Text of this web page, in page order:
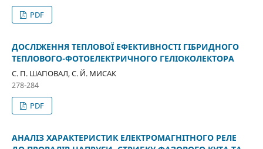
PDF
ДОСЛІЖЕННЯ ТЕПЛОВОЇ ЕФЕКТИВНОСТІ ГІБРИДНОГО
ТЕПЛОВОГО-ФОТОЕЛЕКТРИЧНОГО ГЕЛІОКОЛЕКТОРА
С. П. ШАПОВАЛ, С. Й. МИСАК
278-284
PDF
АНАЛІЗ ХАРАКТЕРИСТИК ЕЛЕКТРОМАГНІТНОГО РЕЛЕ